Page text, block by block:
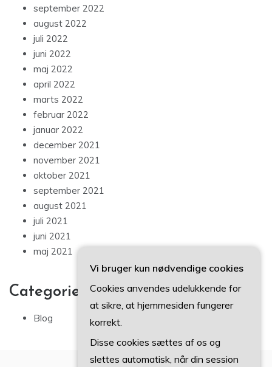
september 2022
august 2022
juli 2022
juni 2022
maj 2022
april 2022
marts 2022
februar 2022
januar 2022
december 2021
november 2021
oktober 2021
september 2021
august 2021
juli 2021
juni 2021
maj 2021
Categories
Blog
Vi bruger kun nødvendige cookies
Cookies anvendes udelukkende for
at sikre, at hjemmesiden fungerer
korrekt.
Disse cookies sættes af os og
slettes automatisk, når din session